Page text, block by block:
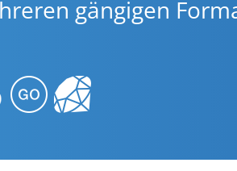
gängigen